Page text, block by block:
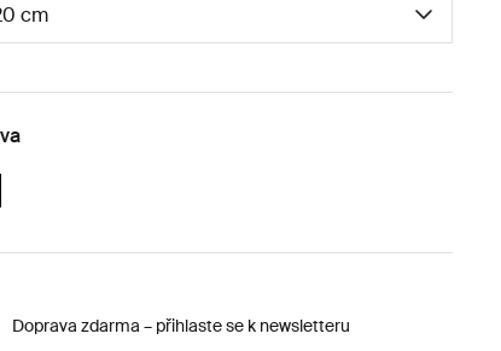
Doprava zdarma – přihlaste se k newsletteru